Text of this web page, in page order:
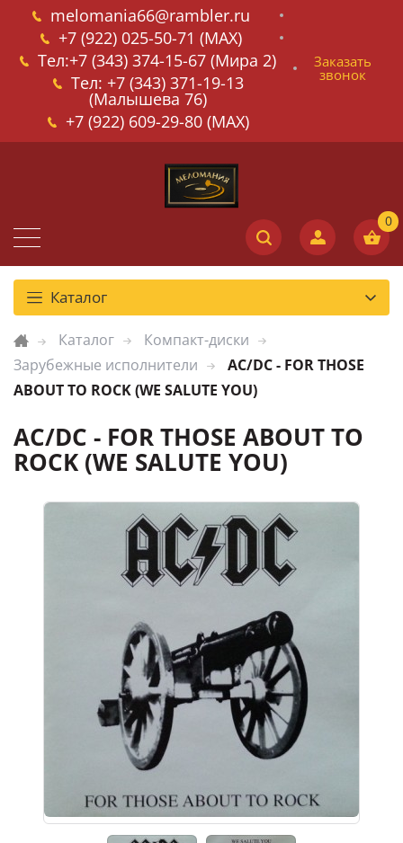
melomania66@rambler.ru
+7 (922) 025-50-71 (MAX)
Тел:+7 (343) 374-15-67 (Мира 2)
Тел: +7 (343) 371-19-13
(Малышева 76)
+7 (922) 609-29-80 (MAX)
Заказать
звонок
Каталог
Каталог
Компакт-диски
Зарубежные исполнители
AC/DC - FOR THOSE
ABOUT TO ROCK (WE SALUTE YOU)
AC/DC - FOR THOSE ABOUT TO
ROCK (WE SALUTE YOU)